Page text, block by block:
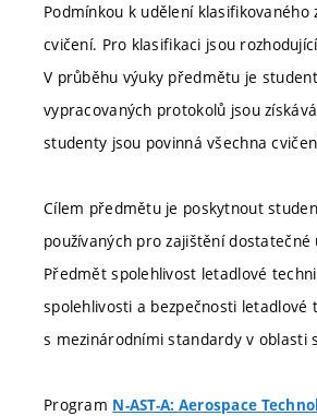
Podmínkou k udělení
cvičení. Pro klasifikaci jsou
V průběhu výuky předmětu je
vypracovaných protokolů jsou
studenty jsou povinná všechna
Cílem předmětu je poskytnout
používaných pro zajištění
Předmět spolehlivost letadlové
spolehlivosti a bezpečnosti
s mezinárodními standardy v oblasti
Program N-AST-A: Aerospace